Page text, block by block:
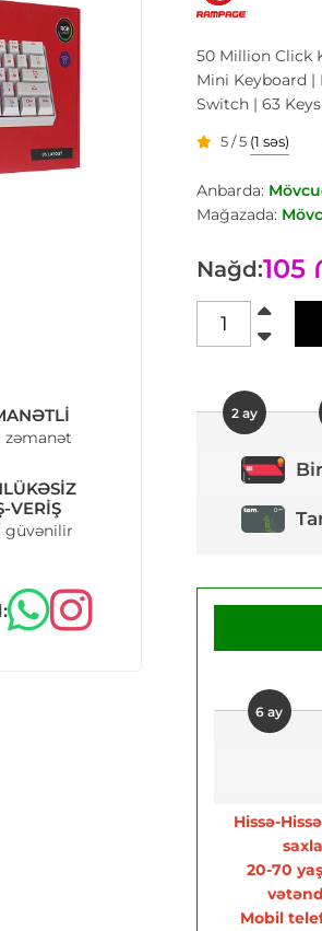
zəmanət
VERIŞ
güvənilir
50 Million Click
Mini Keyboard |
Switch | 63 Keys
5 / 5 (1 səs)
Anbarda:
Mağazada:
Nağd:105
2 ay
6 ay
Hissə-
20-70
Mobil